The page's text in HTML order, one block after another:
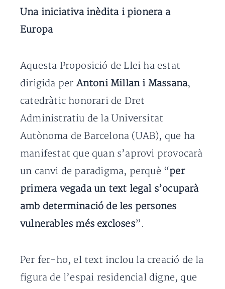
Una iniciativa inèdita i pionera a
Europa
Aquesta Proposició de Llei ha estat
dirigida per Antoni Millan i Massana,
catedràtic honorari de Dret
Administratiu de la Universitat
Autònoma de Barcelona (UAB), que ha
manifestat que quan s’aprovi provocarà
un canvi de paradigma, perquè “per
primera vegada un text legal s’ocuparà
amb determinació de les persones
vulnerables més excloses”.
Per fer-ho, el text inclou la creació de la
figura de l’espai residencial digne, que